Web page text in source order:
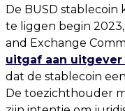
De BUSD
te liggen begin
and Exchange
uitgaf aan uitgever
dat de stablecoin
De toezichthouder